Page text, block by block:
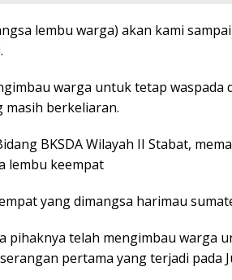
lembu warga) akan kami
warga untuk tetap
masih berkeliaran.
BKSDA Wilayah II Stabat,
lembu keempat
yang dimangsa harimau
pihaknya telah mengimbau warga
pertama yang terjadi pada